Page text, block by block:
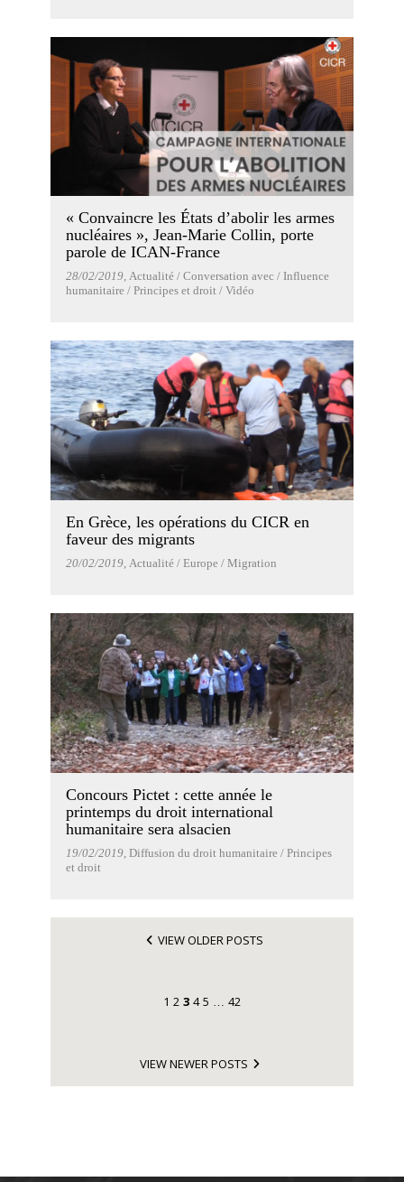
« Convaincre les États d’abolir les armes
nucléaires », Jean-Marie Collin, porte
parole de ICAN-France
28/02/2019, Actualité / Conversation avec / Influence
humanitaire / Principes et droit / Vidéo
En Grèce, les opérations du CICR en
faveur des migrants
20/02/2019, Actualité / Europe / Migration
Concours Pictet : cette année le
printemps du droit international
humanitaire sera alsacien
19/02/2019, Diffusion du droit humanitaire / Principes
et droit
VIEW OLDER POSTS
1 2 3 4 5 … 42
VIEW NEWER POSTS